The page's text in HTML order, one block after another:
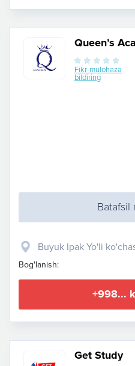
Queen’s
Fikr-mulohaza
bildiring
Batafsil
Buyuk Ipak Yo'li
Bog'lanish:
+998...
Get Study